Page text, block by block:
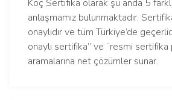
Koç Sertifika olarak şu anda 5
anlaşmamız bulunmaktadır.
onaylıdır ve tüm Türkiye’de
onaylı sertifika” ve “resmi sertifika
aramalarına net çözümler sunar.